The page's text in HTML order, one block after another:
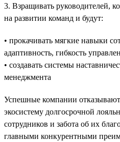
3. Взращивать руководителей,
на развитии команд и будут:
• прокачивать мягкие навыки
адаптивность, гибкость
• создавать системы
менеджмента
Успешные компании
экосистему долгосрочной
сотрудников и забота об их
главными конкурентными